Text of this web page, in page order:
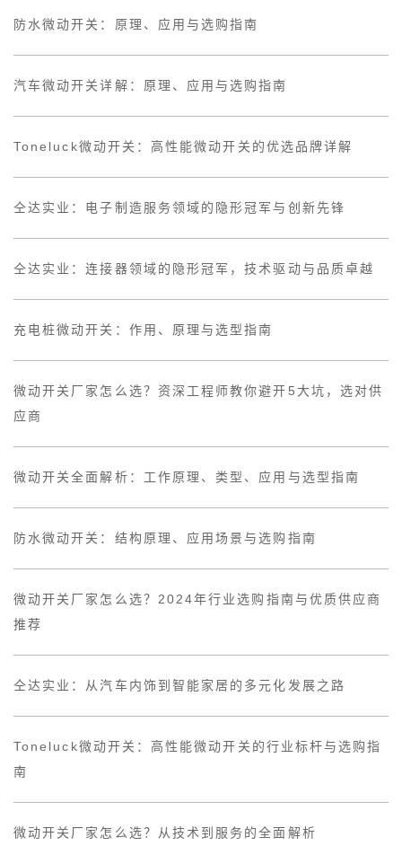
防水微动开关：原理、应用与选购指南
汽车微动开关详解：原理、应用与选购指南
Toneluck微动开关：高性能微动开关的优选品牌详解
仝达实业：电子制造服务领域的隐形冠军与创新先锋
仝达实业：连接器领域的隐形冠军，技术驱动与品质卓越
充电桩微动开关：作用、原理与选型指南
微动开关厂家怎么选？资深工程师教你避开5大坑，选对供
应商
微动开关全面解析：工作原理、类型、应用与选型指南
防水微动开关：结构原理、应用场景与选购指南
微动开关厂家怎么选？2024年行业选购指南与优质供应商
推荐
仝达实业：从汽车内饰到智能家居的多元化发展之路
Toneluck微动开关：高性能微动开关的行业标杆与选购指
南
微动开关厂家怎么选？从技术到服务的全面解析